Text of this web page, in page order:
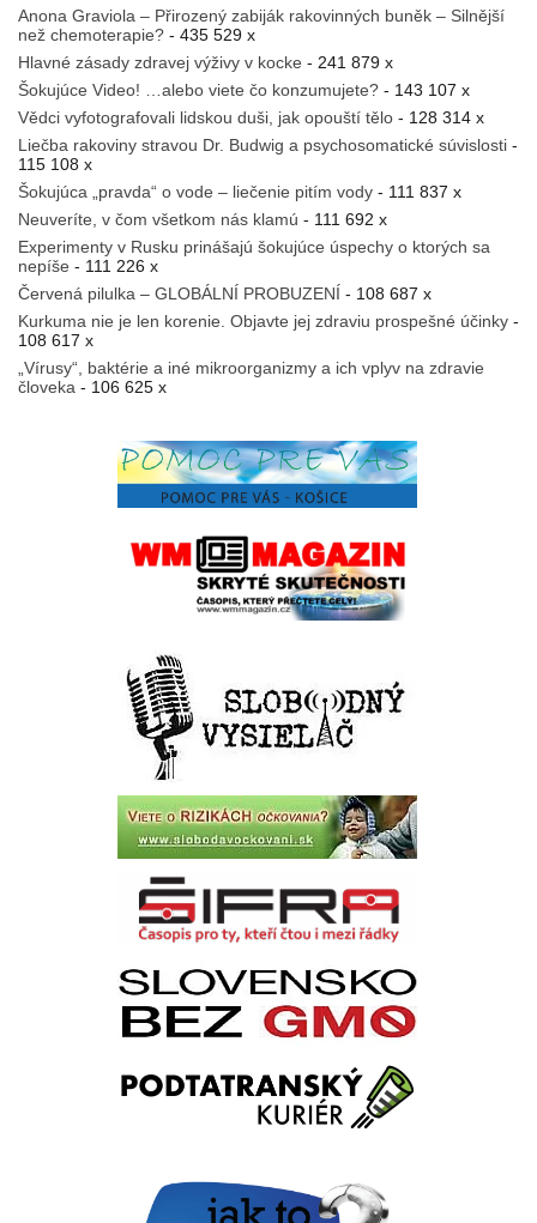
Anona Graviola – Přirozený zabiják rakovinných buněk – Silnější
než chemoterapie? - 435 529 x
Hlavné zásady zdravej výživy v kocke - 241 879 x
Šokujúce Video! …alebo viete čo konzumujete? - 143 107 x
Vědci vyfotografovali lidskou duši, jak opouští tělo - 128 314 x
Liečba rakoviny stravou Dr. Budwig a psychosomatické súvislosti -
115 108 x
Šokujúca „pravda“ o vode – liečenie pitím vody - 111 837 x
Neuveríte, v čom všetkom nás klamú - 111 692 x
Experimenty v Rusku prinášajú šokujúce úspechy o ktorých sa
nepíše - 111 226 x
Červená pilulka – GLOBÁLNÍ PROBUZENÍ - 108 687 x
Kurkuma nie je len korenie. Objavte jej zdraviu prospešné účinky -
108 617 x
„Vírusy“, baktérie a iné mikroorganizmy a ich vplyv na zdravie
človeka - 106 625 x